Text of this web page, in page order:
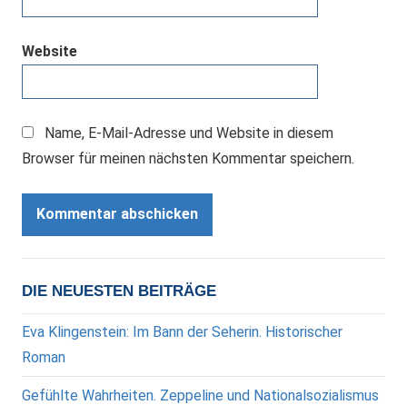
Website
Name, E-Mail-Adresse und Website in diesem
Browser für meinen nächsten Kommentar speichern.
DIE NEUESTEN BEITRÄGE
Eva Klingenstein: Im Bann der Seherin. Historischer
Roman
Gefühlte Wahrheiten. Zeppeline und Nationalsozialismus